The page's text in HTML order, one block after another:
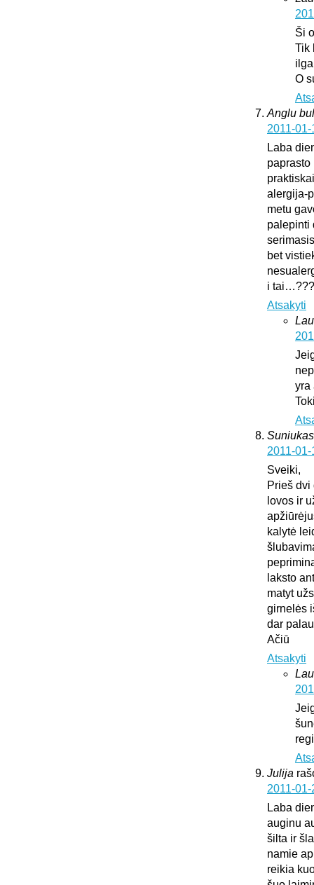
Ši
Tik
O
Anglu
2011-
Laba
paprasto
alergija-
metu
palepinti
bet
i tai…???
Atsakyti
yra
2011-
Sveiki,
Prieš
lovos ir
kalytė
laksto
matyt
girnelės
dar
Ačiū
Atsakyti
Julija
2011-
Laba
auginu
šilta ir
namie
reikia